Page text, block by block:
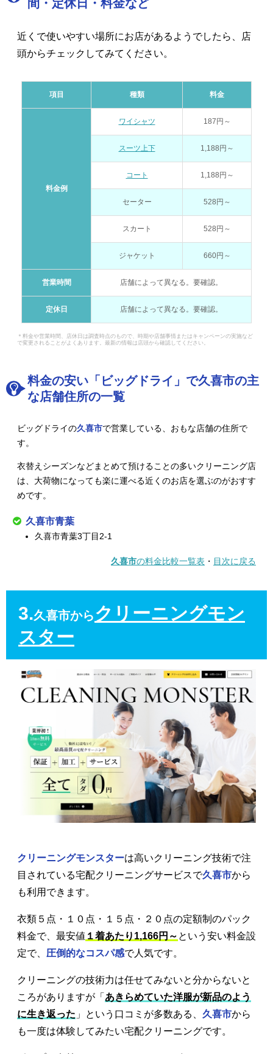
間・定休日・料金など
近くで使いやすい場所にお店があるようでしたら、店
頭からチェックしてみてください。
項目 種類 料金
料金例
ワイシャツ 187円～
スーツ上下 1,188円～
コート 1,188円～
セーター 528円～
スカート 528円～
ジャケット 660円～
営業時間 店舗によって異なる。要確認。
定休日 店舗によって異なる。要確認。
＊料金や営業時間、店休日は調査時点のもので、時期や店舗事情またはキャンペーンの実施など
で変更されることがよくあります。最新の情報は店頭から確認してください。
料金の安い「ビッグドライ」で久喜市の主
な店舗住所の一覧
ビッグドライの久喜市で営業している、おもな店舗の住所で
す。
衣替えシーズンなどまとめて預けることの多いクリーニング店
は、大荷物になっても楽に運べる近くのお店を選ぶのがおすす
めです。
久喜市青葉
久喜市青葉3丁目2-1
久喜市の料金比較一覧表 ・ 目次に戻る
3.久喜市からクリーニングモン
スター
クリーニングモンスターは高いクリーニング技術で注
目されている宅配クリーニングサービスで久喜市から
も利用できます。
衣類５点・１０点・１５点・２０点の定額制のパック
料金で、最安値 １着あたり1,166円～ という安い料金設
定で、 圧倒的なコスパ感で人気です。
クリーニングの技術力は任せてみないと分からないと
ころがありますが「 あきらめていた洋服が新品のよう
に生き返った 」という口コミが多数ある、 久喜市から
も一度は体験してみたい宅配クリーニングです。